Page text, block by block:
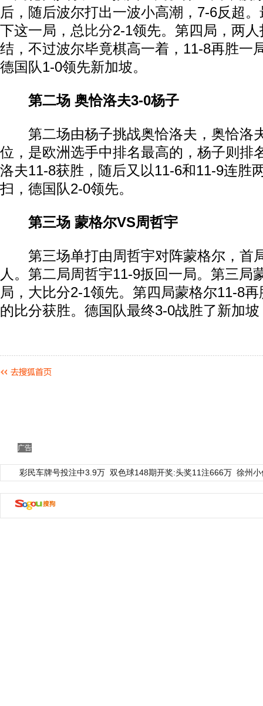
后，随后波尔打出一波小高潮，7-6反超
下这一局，总 比分2-1领先。第四局，两
结，不过波尔毕竟棋高一着，11-8再胜一
德国队1-0领先新加坡。
第二场 奥恰洛夫3-0杨子
第二场由杨子挑战奥恰洛夫，奥恰洛
位，是欧洲选手中排名最高的，杨子则排
洛夫11-8获胜，随后又以11-6和11-9连胜
扫，德国队2-0领先。
第三场 蒙格尔VS周哲宇
第三场单打由周哲宇对阵蒙格尔，首
人。第二局周哲宇11-9扳回一局。第三局
局，大比分2-1领先。第四局蒙格尔11-8
的比分获胜。德国队最终3-0战胜了新加
广告
彩民车牌号投注中3.9万 双色球148期开奖:头奖11注666万 徐州